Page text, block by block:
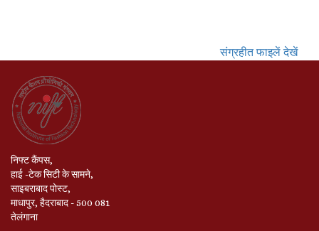
संग्रहीत फाइलें देखें
निफ्ट कैंपस,
हाई -टेक सिटी के सामने,
साइबराबाद पोस्ट,
माधापुर, हैदराबाद - 500 081
तेलंगाना